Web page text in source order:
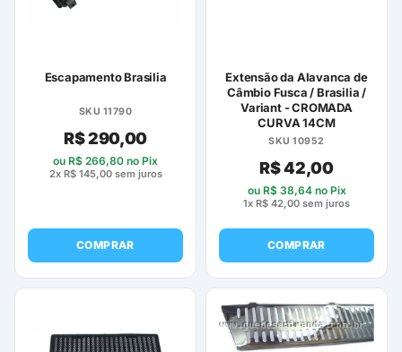
Escapamento Brasilia
SKU 11790
R$290,00
ou R$ 266,80 no Pix
2x R$145,00sem juros
COMPRAR
Extensão da Alavanca de
Câmbio Fusca / Brasilia /
Variant - CROMADA
CURVA 14CM
SKU 10952
R$42,00
ou R$38,64no Pix
1x R$ 42,00 sem juros
COMPRAR